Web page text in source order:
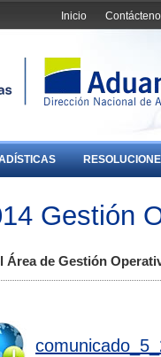
Inicio
Gestión
Área de Gestión